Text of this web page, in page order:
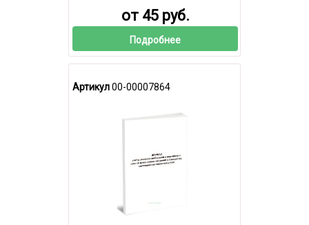
от 45 руб.
Подробнее
Артикул00-00007864